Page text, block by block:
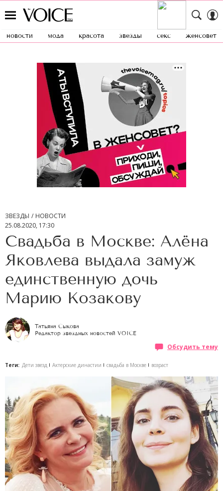
новости мода красота звезды секс женсовет
ЗВЕЗДЫ
НОВОСТИ
25.08.2020, 17:30
Свадьба в Москве: Алёна
Яковлева выдала замуж
единственную дочь
Марию Козакову
Татьяна Сыкова
Редактор звездных новостей VOICE
Обсудить тему
Теги: Дети звезд Актерские династии свадьба в Москве возраст